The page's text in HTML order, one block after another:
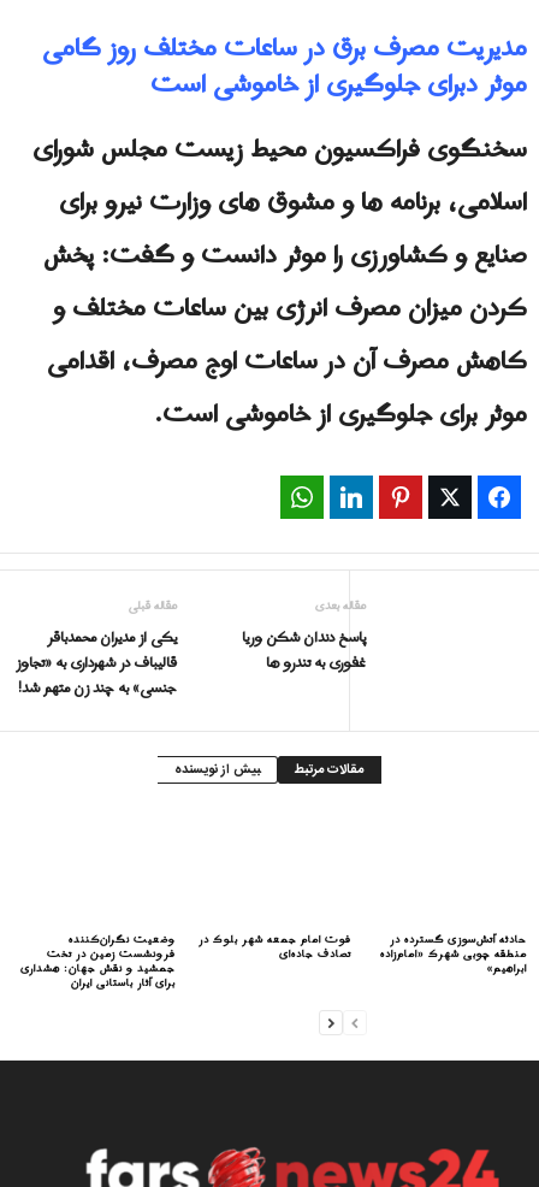
مدیریت مصرف برق در ساعات مختلف روز گامی
موثر دبرای جلوگیری از خاموشی است
سخنگوی فراکسیون محیط زیست مجلس شورای
اسلامی، برنامه ها و مشوق های وزارت نیرو برای
صنایع و کشاورزی را موثر دانست و گفت: پخش
کردن میزان مصرف انرژی بین ساعات مختلف و
کاهش مصرف آن در ساعات اوج مصرف، اقدامی
موثر برای جلوگیری از خاموشی است.
Facebook
Twitter
Pinterest
LinkedIn
مقاله قبلی
یکی از مدیران محمدباقر
قالیباف در شهرداری به «تجاوز
جنسی» به چند زن متهم شد!
مقاله بعدی
پاسخ دندان شکن وریا
غفوری به تندرو ها
مقالات مرتبط بیش از نویسنده
وضعیت نگران‌کننده
فرونشست زمین در تخت
جمشید و نقش جهان: هشداری
برای آثار باستانی ایران
فوت امام جمعه شهر بلوک در
تصادف جاده‌ای
حادثه آتش‌سوزی گسترده در
منطقه چوبی شهرک «امام‌زاده
ابراهیم»